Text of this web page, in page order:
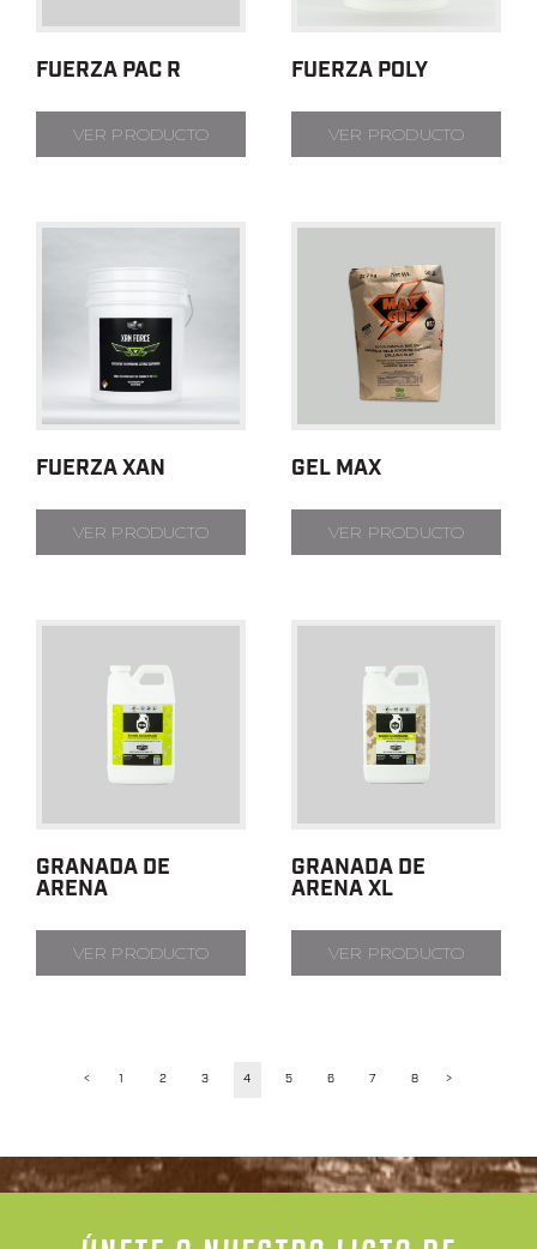
FUERZA PAC R
VER PRODUCTO
FUERZA POLY
VER PRODUCTO
FUERZA XAN
VER PRODUCTO
GEL MAX
VER PRODUCTO
GRANADA DE
ARENA
VER PRODUCTO
GRANADA DE
ARENA XL
VER PRODUCTO
< 1 2 3 4 5 6 7 8 >